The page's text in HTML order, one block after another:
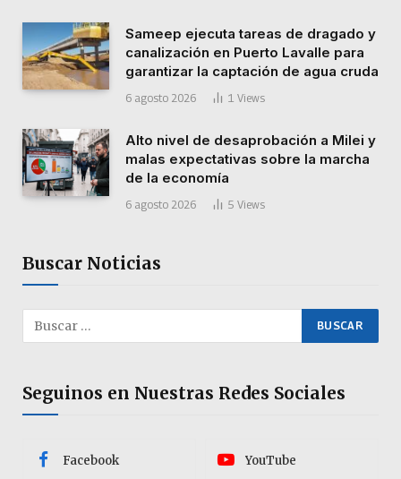
Sameep ejecuta tareas de dragado y
canalización en Puerto Lavalle para
garantizar la captación de agua cruda
6 agosto 2026 1 Views
Alto nivel de desaprobación a Milei y
malas expectativas sobre la marcha
de la economía
6 agosto 2026 5 Views
Buscar Noticias
Seguinos en Nuestras Redes Sociales
Facebook YouTube